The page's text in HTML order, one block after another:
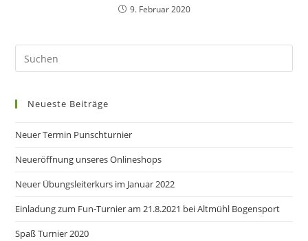
9. Februar 2020
Neueste Beiträge
Neuer Termin Punschturnier
Neueröffnung unseres Onlineshops
Neuer Übungsleiterkurs im Januar 2022
Einladung zum Fun-Turnier am 21.8.2021 bei Altmühl Bogensport
Spaß Turnier 2020